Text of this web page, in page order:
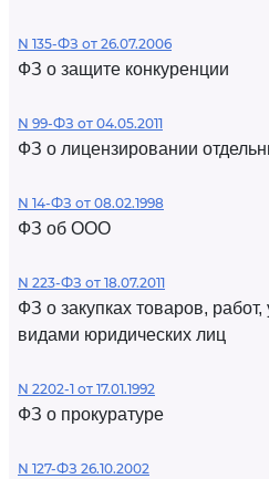
N 135-ФЗ от 26.07.2006
ФЗ о защите конкуренции
N 99-ФЗ от 04.05.2011
ФЗ о лицензировании
N 14-ФЗ от 08.02.1998
ФЗ об ООО
N 223-ФЗ от 18.07.2011
ФЗ о закупках товаров,
видами юридических лиц
N 2202-1 от 17.01.1992
ФЗ о прокуратуре
N 127-ФЗ 26.10.2002